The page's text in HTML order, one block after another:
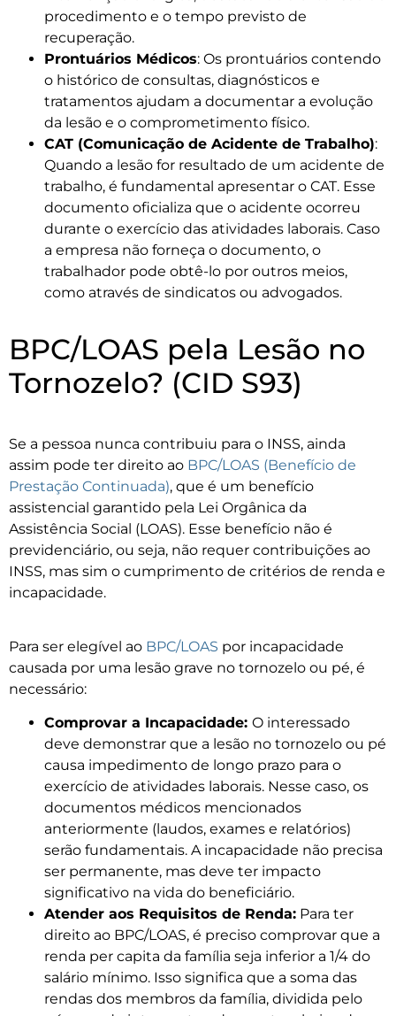
procedimento e o tempo previsto de
recuperação.
Prontuários Médicos: Os prontuários contendo
o histórico de consultas, diagnósticos e
tratamentos ajudam a documentar a evolução
da lesão e o comprometimento físico.
CAT (Comunicação de Acidente de Trabalho):
Quando a lesão for resultado de um acidente de
trabalho, é fundamental apresentar o CAT. Esse
documento oficializa que o acidente ocorreu
durante o exercício das atividades laborais. Caso
a empresa não forneça o documento, o
trabalhador pode obtê-lo por outros meios,
como através de sindicatos ou advogados.
BPC/LOAS pela Lesão no
Tornozelo? (CID S93)
Se a pessoa nunca contribuiu para o INSS, ainda
assim pode ter direito ao BPC/LOAS (Benefício de
Prestação Continuada), que é um benefício
assistencial garantido pela Lei Orgânica da
Assistência Social (LOAS). Esse benefício não é
previdenciário, ou seja, não requer contribuições ao
INSS, mas sim o cumprimento de critérios de renda e
incapacidade.
Para ser elegível ao BPC/LOAS por incapacidade
causada por uma lesão grave no tornozelo ou pé, é
necessário:
Comprovar a Incapacidade: O interessado
deve demonstrar que a lesão no tornozelo ou pé
causa impedimento de longo prazo para o
exercício de atividades laborais. Nesse caso, os
documentos médicos mencionados
anteriormente (laudos, exames e relatórios)
serão fundamentais. A incapacidade não precisa
ser permanente, mas deve ter impacto
significativo na vida do beneficiário.
Atender aos Requisitos de Renda: Para ter
direito ao BPC/LOAS, é preciso comprovar que a
renda per capita da família seja inferior a 1/4 do
salário mínimo. Isso significa que a soma das
rendas dos membros da família, dividida pelo